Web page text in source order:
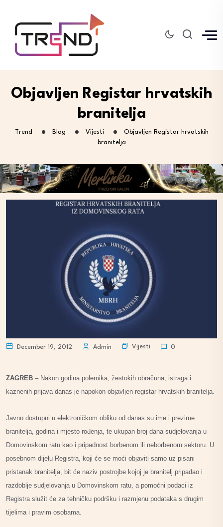
Objavljen Registar hrvatskih
branitelja
Trend Blog Vijesti
Objavljen Registar hrvatskih
branitelja
December 19, 2012 Admin Vijesti 0
ZAGREB – Nakon godina polemika, žestokih obračuna, istraga i
kaznenih prijava danas je napokon objavljen registar hrvatskih branitelja.
Javno dostupni u elektroničkom obliku od danas su ime i prezime
branitelja, godina i mjesto rođenja, te ukupan broj dana sudjelovanja u
Domovinskom ratu kao i pripadnost borbenom ili neborbenom sektoru. U
posebnom dijelu Registra, koji će se moći objaviti samo uz pisani
pristanak branitelja, bit će naziv postrojbe kojoj je branitelj pripadao i
razdoblje sudjelovanja u Domovinskom ratu, a pomoćni podaci iz
Registra služit će za tehničku podršku i razmjenu podataka s drugim
tijelima i pravim osobama.